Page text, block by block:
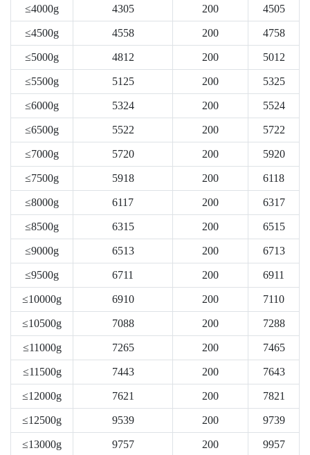
≤4000g 4305 200 4505
≤4500g 4558 200 4758
≤5000g 4812 200 5012
≤5500g 5125 200 5325
≤6000g 5324 200 5524
≤6500g 5522 200 5722
≤7000g 5720 200 5920
≤7500g 5918 200 6118
≤8000g 6117 200 6317
≤8500g 6315 200 6515
≤9000g 6513 200 6713
≤9500g 6711 200 6911
≤10000g 6910 200 7110
≤10500g 7088 200 7288
≤11000g 7265 200 7465
≤11500g 7443 200 7643
≤12000g 7621 200 7821
≤12500g 9539 200 9739
≤13000g 9757 200 9957